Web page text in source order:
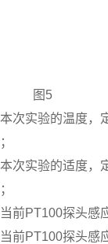
图5
次实验的温度，
次实验的适度，
前PT100探头感
前PT100探头感